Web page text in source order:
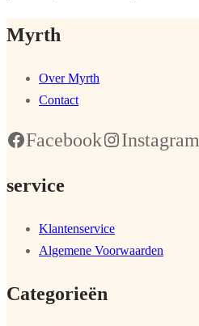
Myrth
Over Myrth
Contact
Facebook Instagram
service
Klantenservice
Algemene Voorwaarden
Categorieën